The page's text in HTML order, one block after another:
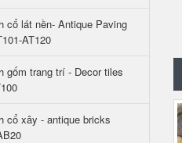
cổ lát nền- Antique Paving
AT120
gốm trang trí - Decor tiles
cổ xây - antique bricks